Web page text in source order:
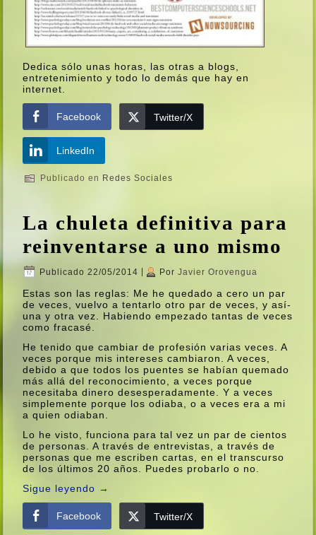
Dedica sólo unas horas, las otras a blogs,
entretenimiento y todo lo demás que hay en
internet.
Facebook Twitter/X
LinkedIn
Publicado en Redes Sociales
La chuleta definitiva para
reinventarse a uno mismo
Publicado 22/05/2014 Por Javier Orovengua
Estas son las reglas: Me he quedado a cero un par
de veces, vuelvo a tentarlo otro par de veces, y así­
una y otra vez. Habiendo empezado tantas de veces
como fracasé.
He tenido que cambiar de profesión varias veces. A
veces porque mis intereses cambiaron. A veces,
debido a que todos los puentes se habí­an quemado
más allá del reconocimiento, a veces porque
necesitaba dinero desesperadamente. Y a veces
simplemente porque los odiaba, o a veces era a mi
a quien odiaban.
Lo he visto, funciona para tal vez un par de cientos
de personas. A través de entrevistas, a través de
personas que me escriben cartas, en el transcurso
de los últimos 20 años. Puedes probarlo o no.
Sigue leyendo →
Facebook Twitter/X